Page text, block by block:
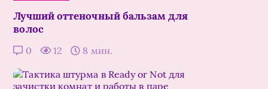
Лучший оттеночный бальзам для
волос
0 12 8 мин.